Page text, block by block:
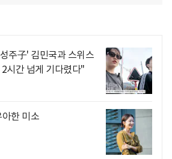
주子' 김민국과 스위스
시간 넘게 기다렸다"
한 미소